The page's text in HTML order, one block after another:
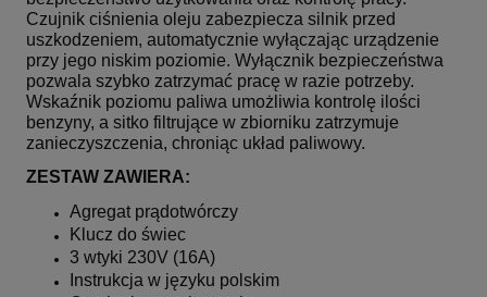
Czujnik ciśnienia oleju zabezpiecza silnik przed
uszkodzeniem, automatycznie wyłączając urządzenie
przy jego niskim poziomie. Wyłącznik bezpieczeństwa
pozwala szybko zatrzymać pracę w razie potrzeby.
Wskaźnik poziomu paliwa umożliwia kontrolę ilości
benzyny, a sitko filtrujące w zbiorniku zatrzymuje
zanieczyszczenia, chroniąc układ paliwowy.
ZESTAW ZAWIERA:
Agregat prądotwórczy
Klucz do świec
3 wtyki 230V (16A)
Instrukcja w języku polskim